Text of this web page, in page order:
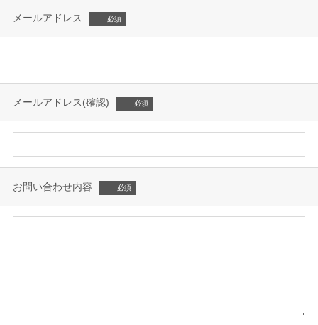
メールアドレス
メールアドレス(確認)
お問い合わせ内容